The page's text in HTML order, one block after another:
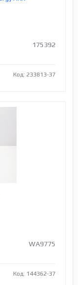
175392
Код: 233813-37
WA9775
Код: 144362-37